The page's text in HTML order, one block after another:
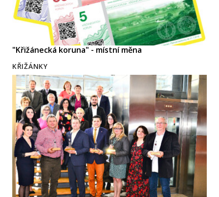
"Křižánecká koruna" - místní měna
KŘIŽÁNKY